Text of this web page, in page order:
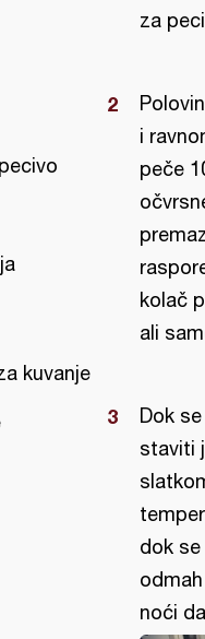
kuvanje
za
i
peče
kolač
ali
Dok
staviti
dok
noći